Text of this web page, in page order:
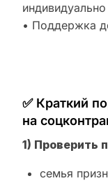
индивидуально
• Поддержка
✅ Краткий
на
1) Проверить
семья